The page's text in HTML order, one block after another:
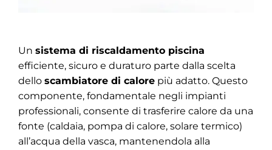
Un sistema di riscaldamento piscina
efficiente, sicuro e duraturo parte dalla scelta
dello scambiatore di calorepiù adatto. Questo
componente, fondamentale negli impianti
professionali, consente di trasferire calore da una
fonte (caldaia, pompa di calore, solare termico)
all’acqua della vasca, mantenendola alla